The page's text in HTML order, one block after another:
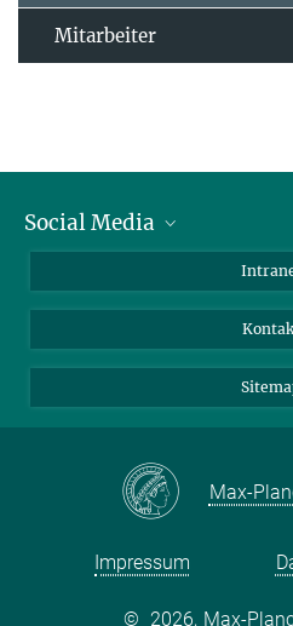
Mitarbeiter
Social Media
Max-
Impressum
© 2026, Max-